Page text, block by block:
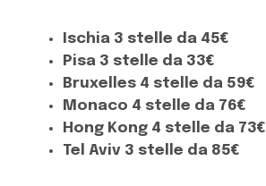
Ischia 3 stelle da 45€
Pisa 3 stelle da 33€
Bruxelles 4 stelle da 59€
Monaco 4 stelle da 76€
Hong Kong 4 stelle da 73€
Tel Aviv 3 stelle da 85€